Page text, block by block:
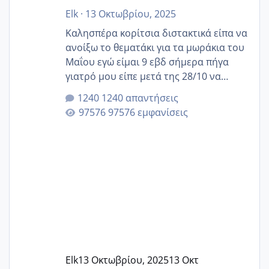
Elk· 13 Οκτωβρίου, 2025
Καλησπέρα κορίτσια διστακτικά είπα να
ανοίξω το θεματάκι για τα μωράκια του
Μαΐου εγώ είμαι 9 εβδ σήμερα πήγα
γιατρό μου είπε μετά της 28/10 να
κλείσω ραντεβού για την αυχενική είναι
καμιά άλλη κοπέλα να γεννάει Μάιο ;;
1240 απαντήσεις
97576 εμφανίσεις
Elk13 Οκτωβρίου, 202513 Οκτ